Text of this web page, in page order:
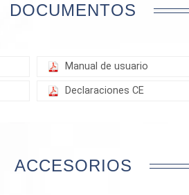
DOCUMENTOS
Manual de usuario
Declaraciones CE
ACCESORIOS